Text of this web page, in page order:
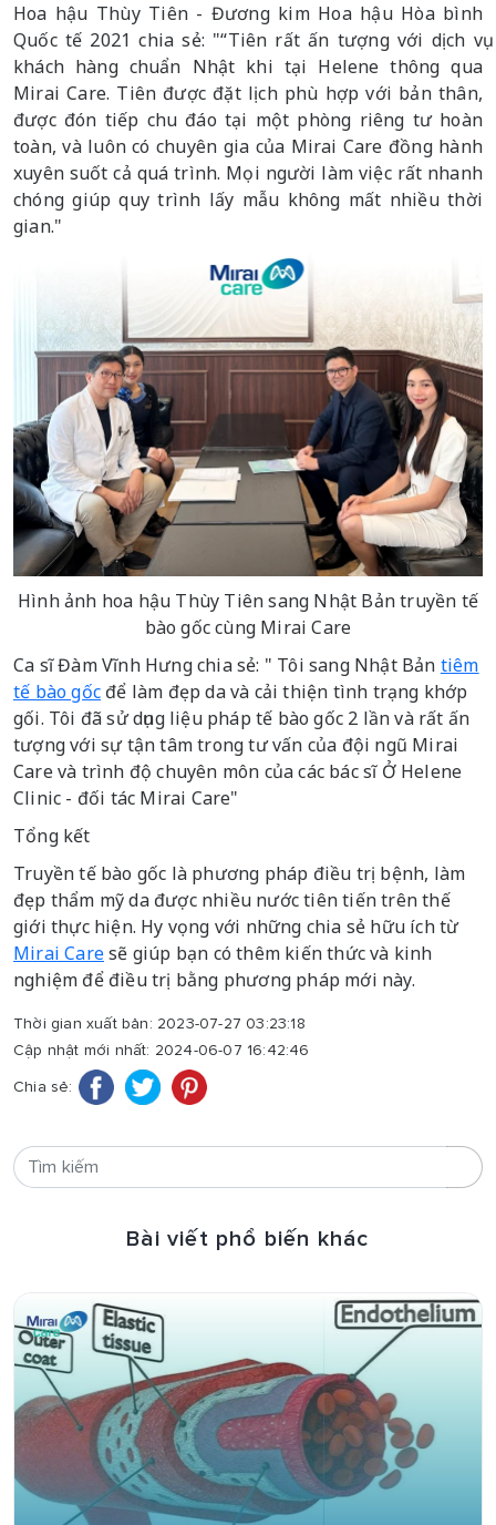
Hoa hậu Thùy Tiên - Đương kim Hoa hậu Hòa bình
Quốc tế 2021 chia sẻ: "“Tiên rất ấn tượng với dịch vụ
khách hàng chuẩn Nhật khi tại Helene thông qua
Mirai Care. Tiên được đặt lịch phù hợp với bản thân,
được đón tiếp chu đáo tại một phòng riêng tư hoàn
toàn, và luôn có chuyên gia của Mirai Care đồng hành
xuyên suốt cả quá trình. Mọi người làm việc rất nhanh
chóng giúp quy trình lấy mẫu không mất nhiều thời
gian."
Hình ảnh hoa hậu Thùy Tiên sang Nhật Bản truyền tế
bào gốc cùng Mirai Care
Ca sĩ Đàm Vĩnh Hưng chia sẻ: " Tôi sang Nhật Bản tiêm
tế bào gốc để làm đẹp da và cải thiện tình trạng khớp
gối. Tôi đã sử dụng liệu pháp tế bào gốc 2 lần và rất ấn
tượng với sự tận tâm trong tư vấn của đội ngũ Mirai
Care và trình độ chuyên môn của các bác sĩ Ở Helene
Clinic - đối tác Mirai Care"
Tổng kết
Truyền tế bào gốc là phương pháp điều trị bệnh, làm
đẹp thẩm mỹ da được nhiều nước tiên tiến trên thế
giới thực hiện. Hy vọng với những chia sẻ hữu ích từ
Mirai Caresẽ giúp bạn có thêm kiến thức và kinh
nghiệm để điều trị bằng phương pháp mới này.
Thời gian xuất bản: 2023-07-27 03:23:18
Cập nhật mới nhất: 2024-06-07 16:42:46
Chia sẻ:
Bài viết phổ biến khác